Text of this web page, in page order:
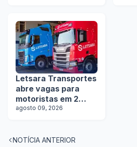
Letsara Transportes
abre vagas para
motoristas em 2
estados
agosto 09, 2026
NOTÍCIA ANTERIOR